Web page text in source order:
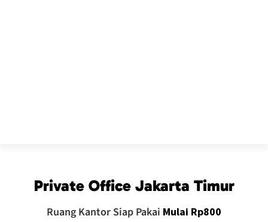
Private Office Jakarta Timur
Ruang Kantor Siap Pakai Mulai Rp800